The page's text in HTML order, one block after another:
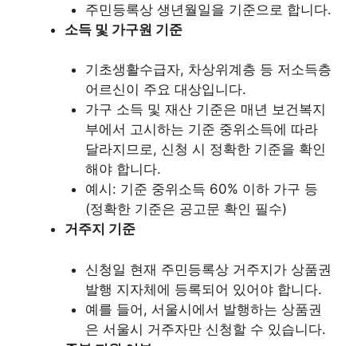
주민등록상 생년월일을 기준으로 합니다.
소득 및 가구원 기준
기초생활수급자, 차상위계층 등 저소득층
어르신이 주요 대상입니다.
가구 소득 및 재산 기준은 매년 보건복지
부에서 고시하는 기준 중위소득에 따라
달라지므로, 신청 시 정확한 기준을 확인
해야 합니다.
예시: 기준 중위소득 60% 이하 가구 등
(정확한 기준은 공고문 확인 필수)
거주지 기준
신청일 현재 주민등록상 거주지가 상품권
발행 지자체에 등록되어 있어야 합니다.
예를 들어, 서울시에서 발행하는 상품권
은 서울시 거주자만 신청할 수 있습니다.